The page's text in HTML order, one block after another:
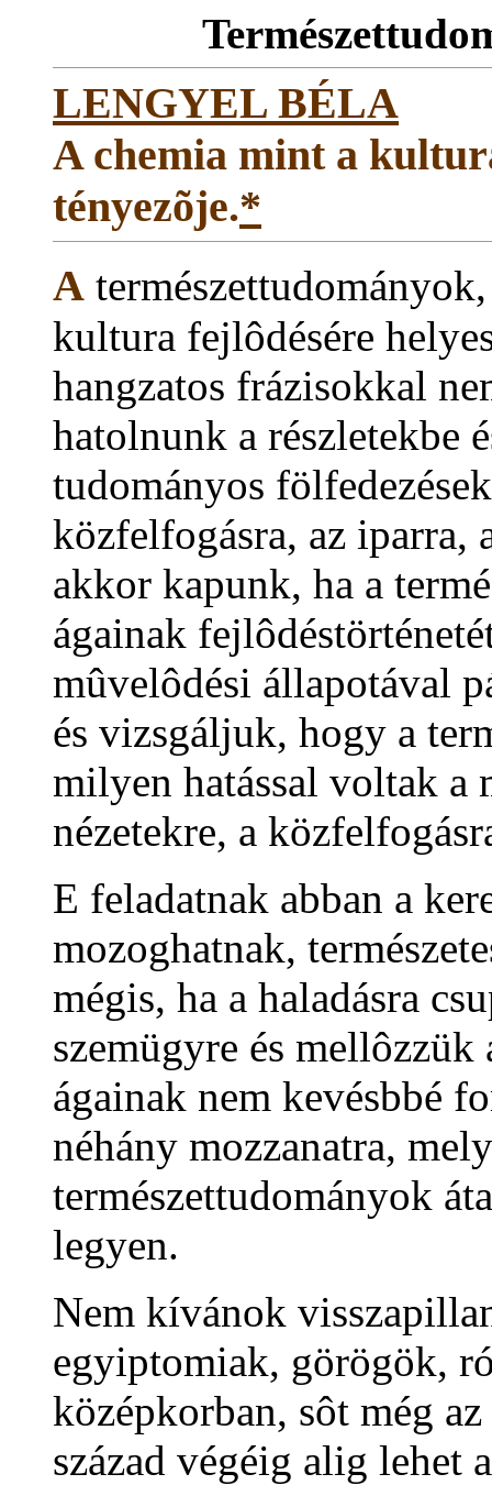
LENGYEL BÉLA
A chemia mint a
tényezõje.*
A
kultura fejlôdésére
hangzatos frázisokkal
hatolnunk a részletekbe
tudományos
közfelfogásra, az iparra,
akkor kapunk, ha a
ágainak
mûvelôdési állapotával
és vizsgáljuk, hogy a
milyen hatással voltak
nézetekre, a
E feladatnak abban a
mozoghatnak,
mégis, ha a haladásra
szemügyre és
ágainak nem kevésbbé
néhány mozzanatra,
természettudományok
legyen.
Nem kívánok
egyiptomiak, görögök,
középkorban, sôt még
század végéig alig lehet